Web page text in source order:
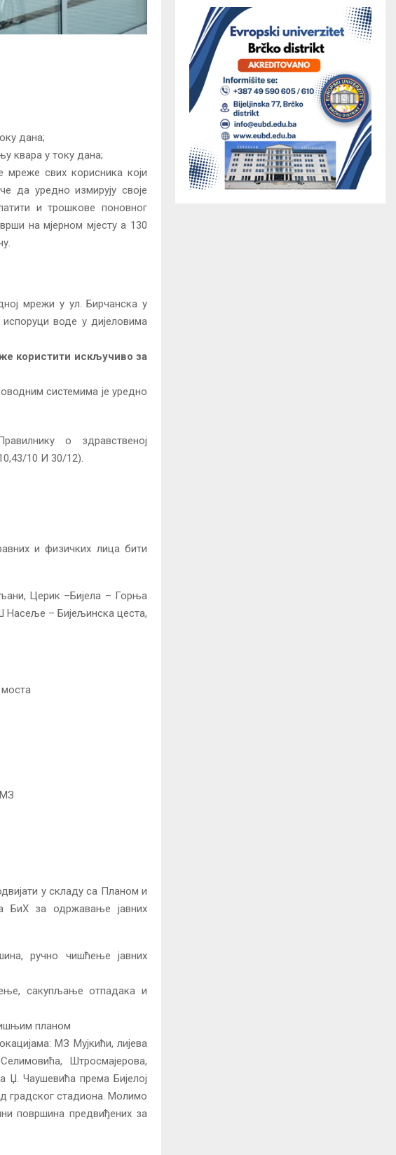
дана;
квара у току дана;
мреже свих корисника који
да уредно измирују своје
и трошкове поновног
на мјерном мјесту а 130
мрежи у ул. Бирчанска у
воде у дијеловима
користити искључиво за
системима је уредно
о здравственој
10 И 30/12).
и физичких лица бити
Церик –Бијела – Горња
– Бијељинска цеста,
у складу са Планом и
БиХ за одржавање јавних
ручно чишћење јавних
сакупљање отпадака и
планом
МЗ Мујкићи, лијева
Штросмајерова,
Чаушевића према Бијелој
градског стадиона. Молимо
површина предвиђених за